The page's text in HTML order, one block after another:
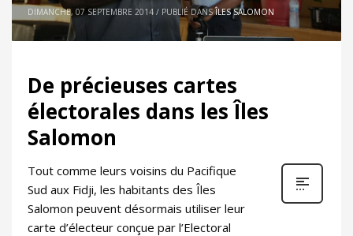
DIMANCHE, 07 SEPTEMBRE 2014 / PUBLIÉ DANS ÎLES SALOMON
De précieuses cartes
électorales dans les Îles
Salomon
Tout comme leurs voisins du Pacifique
Sud aux Fidji, les habitants des Îles
Salomon peuvent désormais utiliser leur
carte d’électeur conçue par l’Electoral